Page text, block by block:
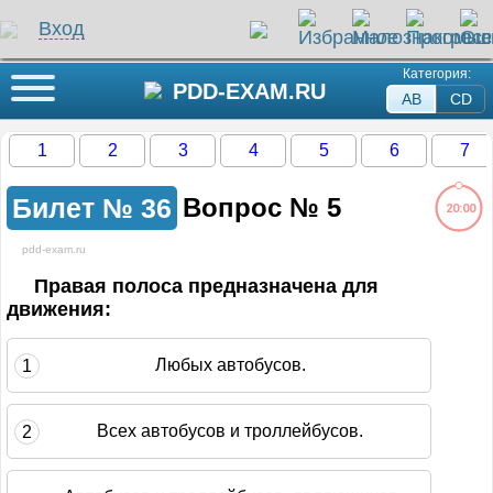
Вход
Кнопка меню PDD-EXAM.RU
Категория:
AB СD
1 2 3 4 5 6 7
Билет № 36 Вопрос № 5 20:00
загружается...
pdd-exam.ru
на этот вопрос
Правая полоса предназначена для
движения:
1 Любых автобусов.
2 Всех автобусов и троллейбусов.